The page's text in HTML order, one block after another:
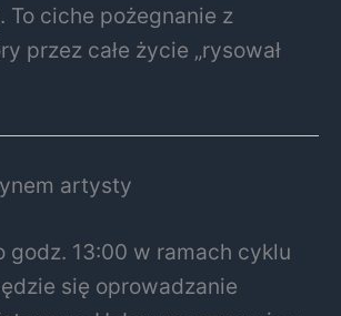
To ciche pożegnanie z
przez całe życie „rysował
artysty
godz. 13:00 w ramach cyklu
się oprowadzanie